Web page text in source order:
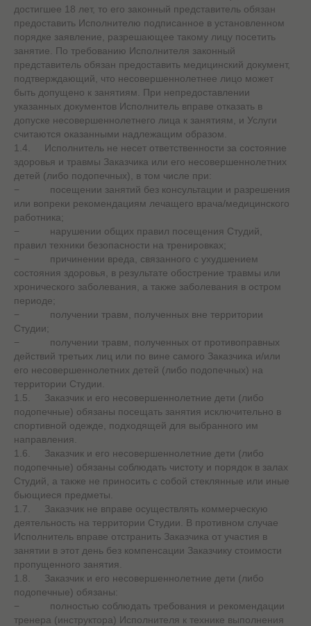
достигшее 18 лет, то его законный представитель обязан
предоставить Исполнителю подписанное в установленном
порядке заявление, разрешающее такому лицу посетить
занятие. По требованию Исполнителя законный
представитель обязан предоставить медицинский документ,
подтверждающий, что несовершеннолетнее лицо может
быть допущено к занятиям. При непредоставлении
указанных документов Исполнитель вправе отказать в
допуске несовершеннолетнего лица к занятиям, и Услуги
считаются оказанными надлежащим образом.
1.4. Исполнитель не несет ответственности за состояние
здоровья и травмы Заказчика или его несовершеннолетних
детей (либо подопечных), в том числе при:
− посещении занятий без консультации и разрешения
или вопреки рекомендациям лечащего врача/медицинского
работника;
− нарушении общих правил посещения Студий,
правил техники безопасности на тренировках;
− причинении вреда, связанного с ухудшением
состояния здоровья, в результате обострение травмы или
хронического заболевания, а также заболевания в остром
периоде;
− получении травм, полученных вне территории
Студии;
− получении травм, полученных от противоправных
действий третьих лиц или по вине самого Заказчика и/или
его несовершеннолетних детей (либо подопечных) на
территории Студии.
1.5. Заказчик и его несовершеннолетние дети (либо
подопечные) обязаны посещать занятия исключительно в
спортивной одежде, подходящей для выбранного им
направления.
1.6. Заказчик и его несовершеннолетние дети (либо
подопечные) обязаны соблюдать чистоту и порядок в залах
Студий, а также не приносить с собой стеклянные или иные
бьющиеся предметы.
1.7. Заказчик не вправе осуществлять коммерческую
деятельность на территории Студии. В противном случае
Исполнитель вправе отстранить Заказчика от участия в
занятии в этот день без компенсации Заказчику стоимости
пропущенного занятия.
1.8. Заказчик и его несовершеннолетние дети (либо
подопечные) обязаны:
− полностью соблюдать требования и рекомендации
тренера (инструктора) Исполнителя к технике выполнения